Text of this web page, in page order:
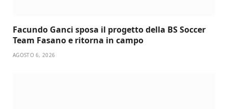
Facundo Ganci sposa il progetto della BS Soccer
Team Fasano e ritorna in campo
AGOSTO 6, 2026